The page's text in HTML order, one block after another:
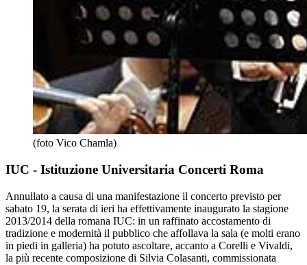
(foto Vico Chamla)
IUC - Istituzione Universitaria Concerti Roma
Annullato a causa di una manifestazione il concerto previsto per
sabato 19, la serata di ieri ha effettivamente inaugurato la stagione
2013/2014 della romana IUC: in un raffinato accostamento di
tradizione e modernità il pubblico che affollava la sala (e molti erano
in piedi in galleria) ha potuto ascoltare, accanto a Corelli e Vivaldi,
la più recente composizione di Silvia Colasanti, commissionata